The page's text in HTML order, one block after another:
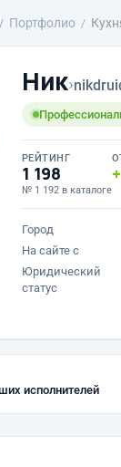
Портфолио
Ник›
РЕЙТИНГ
1 198
№ 1 192 в каталоге
Город
На сайте с
Юридический
статус
исполнителей